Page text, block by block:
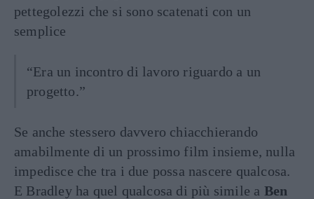
pettegolezzi che si sono scatenati con un
semplice
“Era un incontro di lavoro riguardo a un
progetto.”
Se anche stessero davvero chiacchierando
amabilmente di un prossimo film insieme, nulla
impedisce che tra i due possa nascere qualcosa.
E Bradley ha quel qualcosa di più simile a Ben